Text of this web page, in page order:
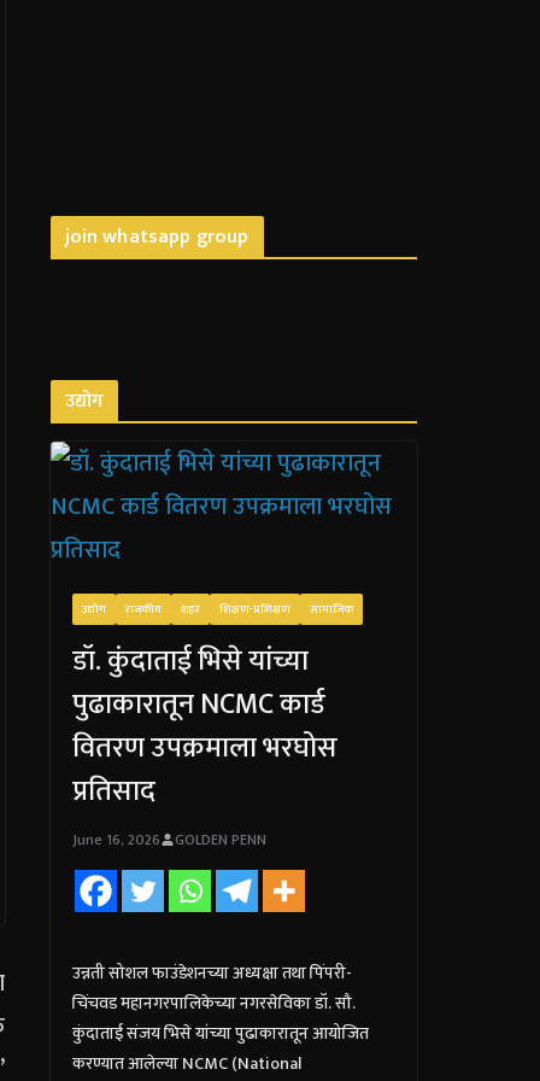
join whatsapp group
उद्योग
उद्योग राजकीय शहर शिक्षण-प्रशिक्षण सामाजिक
डॉ. कुंदाताई भिसे यांच्या
पुढाकारातून NCMC कार्ड
वितरण उपक्रमाला भरघोस
प्रतिसाद
June 16, 2026 GOLDEN PENN
उन्नती सोशल फाउंडेशनच्या अध्यक्षा तथा पिंपरी-
चिंचवड महानगरपालिकेच्या नगरसेविका डॉ. सौ.
कुंदाताई संजय भिसे यांच्या पुढाकारातून आयोजित
करण्यात आलेल्या NCMC (National